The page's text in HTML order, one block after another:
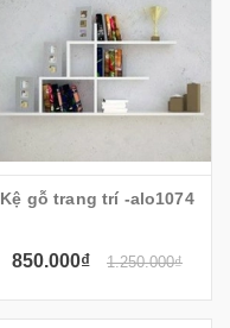
Kệ gỗ trang trí -alo1074
850.000₫ 1.250.000₫